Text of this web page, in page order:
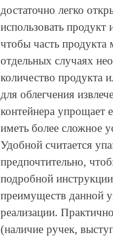
достаточно легко
использовать
чтобы часть продукта
отдельных случаях
количество продукта
для облегчения
контейнера упрощает
иметь более сложное
Удобной считается
предпочтительно,
подробной
преимуществ данной
реализации.
(наличие ручек,